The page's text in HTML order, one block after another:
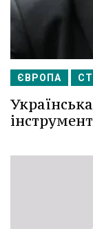
ЄВРОПА